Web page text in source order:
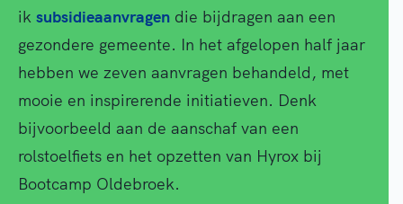
ik subsidieaanvragen die bijdragen aan een
gezondere gemeente. In het afgelopen half jaar
hebben we zeven aanvragen behandeld, met
mooie en inspirerende initiatieven. Denk
bijvoorbeeld aan de aanschaf van een
rolstoelfiets en het opzetten van Hyrox bij
Bootcamp Oldebroek.